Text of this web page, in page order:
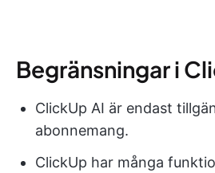
Begränsningar i
ClickUp AI är endast
abonnemang.
ClickUp har många